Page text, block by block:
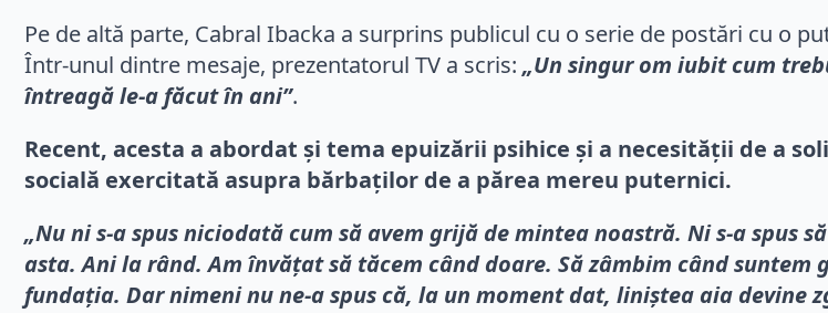
Pe de altă parte, Cabral Ibacka a surprins publicul cu o serie de postări cu o
Într-unul dintre mesaje, prezentatorul TV a scris: „Un singur om iubit cum
întreagă le-a făcut în ani”.
Recent, acesta a abordat și tema epuizării psihice și a necesității de a
socială exercitată asupra bărbaților de a părea mereu puternici.
„Nu ni s-a spus niciodată cum să avem grijă de mintea noastră. Ni s-a spus
asta. Ani la rând. Am învățat să tăcem când doare. Să zâmbim când
fundația. Dar nimeni nu ne-a spus că, la un moment dat, liniștea aia devine